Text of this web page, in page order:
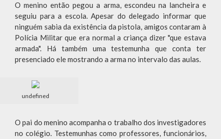
O menino então pegou a arma, escondeu na lancheira e
seguiu para a escola. Apesar do delegado informar que
ninguém sabia da existência da pistola, amigos contaram à
Polícia Militar que era normal a criança dizer "que estava
armada". Há também uma testemunha que conta ter
presenciado ele mostrando a arma no intervalo das aulas.
undefined
O pai do menino acompanha o trabalho dos investigadores
no colégio. Testemunhas como professores, funcionários,